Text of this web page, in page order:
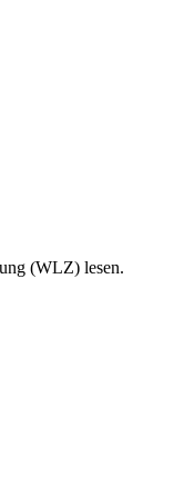
(WLZ) lesen.